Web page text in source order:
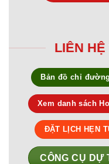
LIÊN
Bản đồ chỉ
Xem danh sách
ĐẶT LỊCH HẸN
CÔNG CỤ DỰ